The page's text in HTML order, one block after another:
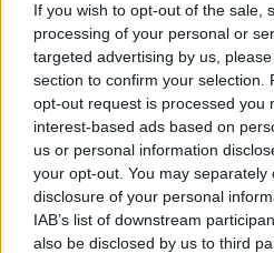
If you wish to opt-out of the sale,
processing of your personal or
targeted advertising by us,
section to confirm your selection.
opt-out request is processed you
interest-based ads based on
us or personal information
your opt-out. You may
disclosure of your personal
IAB’s list of downstream
also be disclosed by us to third
semplicità, che cosa vanno a fare
la scheda e la matita.
Non è populismo,è democrazia,
situazione che ci si prospetta il 4
chi ha predisposto tutto questo non
annegato nelle sue seghe mentali
capisce e ha predisposto il
sempre menoquelli che vanno a
nel torbido. Come se fosse
Se a destra, a sinistra o altrove lo